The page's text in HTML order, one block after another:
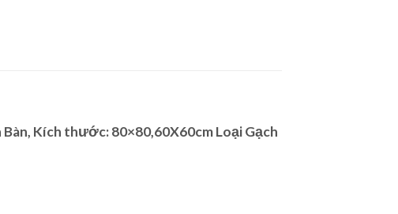
Kích thước: 80×80,60X60cm Loại Gạch